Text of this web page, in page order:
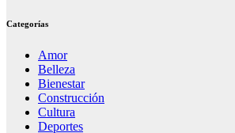
Categorías
Amor
Belleza
Bienestar
Construcción
Cultura
Deportes